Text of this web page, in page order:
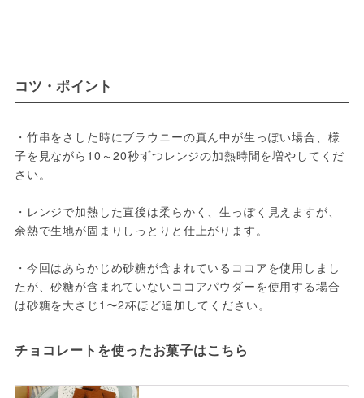
コツ・ポイント
・竹串をさした時にブラウニーの真ん中が生っぽい場合、様
子を見ながら10～20秒ずつレンジの加熱時間を増やしてくだ
さい。
・レンジで加熱した直後は柔らかく、生っぽく見えますが、
余熱で生地が固まりしっとりと仕上がります。
・今回はあらかじめ砂糖が含まれているココアを使用しまし
たが、砂糖が含まれていないココアパウダーを使用する場合
チョコレートを使ったお菓子はこちら